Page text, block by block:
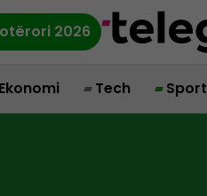
2026
Ekonomi Tech Sport